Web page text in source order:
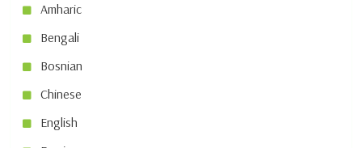
Amharic
Bengali
Bosnian
Chinese
English